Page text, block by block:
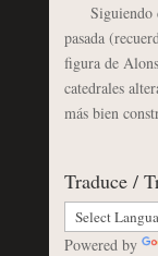
Siguiendo
pasada
figura de
catedrales
más bien
Traduce /
Powered by